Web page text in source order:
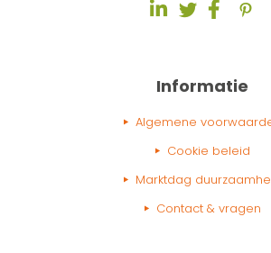
Informatie
Algemene
Cookie beleid
Marktdag
Contact & vragen